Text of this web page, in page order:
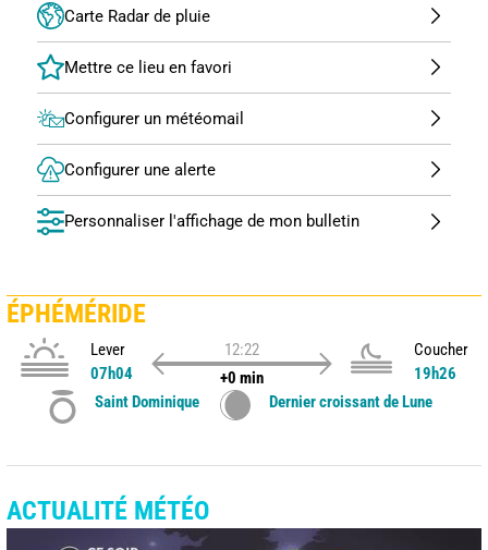
Carte Radar de pluie
Configurer un météomail
Configurer une alerte
Personnaliser l'affichage de mon bulletin
ÉPHÉMÉRIDE
Lever
07h04
12:22
+0 min
Coucher
19h26
Saint Dominique
Dernier croissant de Lune
ACTUALITÉ MÉTÉO